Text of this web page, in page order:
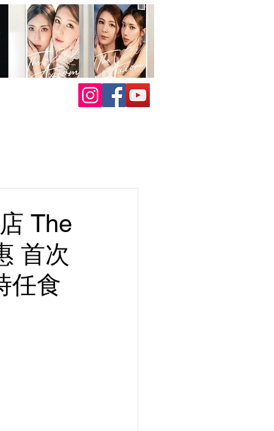
The
首次
任食